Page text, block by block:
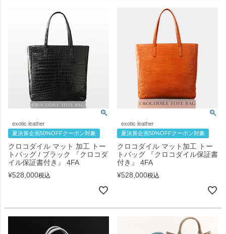
exotic leather
夏決算企画50%OFFクーポン対象
クロコダイル マット 加工 トー
トバッグ / ブラック 『クロコダ
イル保証書付き』 4FA
¥528,000税込
exotic leather
夏決算企画50%OFFクーポン対象
クロコダイル マット加工 トー
トバッグ 『クロコダイル保証書
付き』 4FA
¥528,000税込